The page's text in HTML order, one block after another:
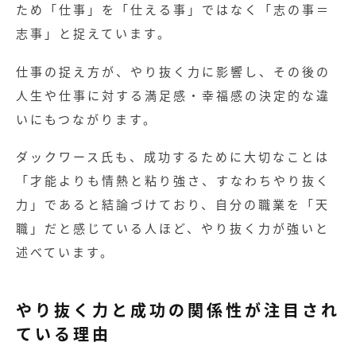
ため「仕事」を「仕える事」ではなく「志の事＝
志事」と捉えています。
仕事の捉え方が、やり抜く力に影響し、その後の
人生や仕事に対する満足感・幸福感の決定的な違
いにもつながります。
ダックワース氏も、成功するために大切なことは
「才能よりも情熱と粘り強さ、すなわちやり抜く
力」であると結論づけており、自分の職業を「天
職」だと感じている人ほど、やり抜く力が強いと
述べています。
やり抜く力と成功の関係性が注目され
ている理由